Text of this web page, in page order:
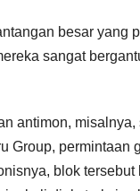
besar yang
sangat
antimon,
Group,
blok